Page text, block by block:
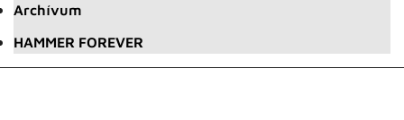
Archívum
HAMMER FOREVER